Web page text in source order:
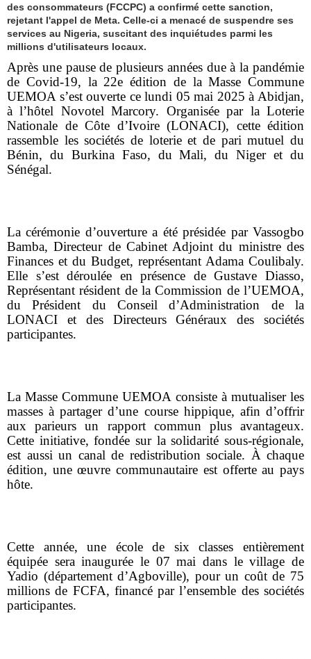
des consommateurs (FCCPC) a confirmé cette sanction,
rejetant l'appel de Meta. Celle-ci a menacé de suspendre ses
services au Nigeria, suscitant des inquiétudes parmi les
millions d'utilisateurs locaux.
Après une pause de plusieurs années due à la pandémie
de Covid-19, la 22e édition de la Masse Commune
UEMOA s’est ouverte ce lundi 05 mai 2025 à Abidjan,
à l’hôtel Novotel Marcory. Organisée par la Loterie
Nationale de Côte d’Ivoire (LONACI), cette édition
rassemble les sociétés de loterie et de pari mutuel du
Bénin, du Burkina Faso, du Mali, du Niger et du
Sénégal.
La cérémonie d’ouverture a été présidée par Vassogbo
Bamba, Directeur de Cabinet Adjoint du ministre des
Finances et du Budget, représentant Adama Coulibaly.
Elle s’est déroulée en présence de Gustave Diasso,
Représentant résident de la Commission de l’UEMOA,
du Président du Conseil d’Administration de la
LONACI et des Directeurs Généraux des sociétés
participantes.
La Masse Commune UEMOA consiste à mutualiser les
masses à partager d’une course hippique, afin d’offrir
aux parieurs un rapport commun plus avantageux.
Cette initiative, fondée sur la solidarité sous-régionale,
est aussi un canal de redistribution sociale. À chaque
édition, une œuvre communautaire est offerte au pays
hôte.
Cette année, une école de six classes entièrement
équipée sera inaugurée le 07 mai dans le village de
Yadio (département d’Agboville), pour un coût de 75
millions de FCFA, financé par l’ensemble des sociétés
participantes.